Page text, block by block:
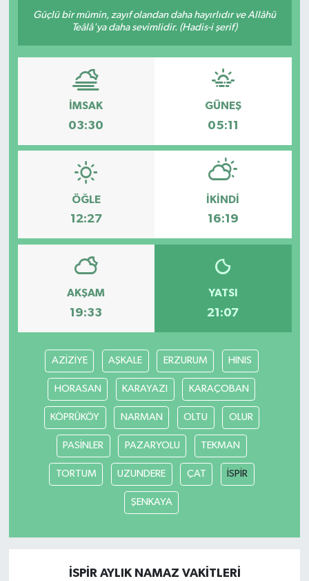
Güçlü bir mümin, zayıf olandan daha hayırlıdır ve Allâhü
Teâlâ'ya daha sevimlidir. (Hadis-i şerif)
İMSAK
03:30
GÜNEŞ
05:11
ÖĞLE
12:27
İKINDI
16:19
AKŞAM
19:33
YATSI
21:07
AZİZİYE AŞKALE ERZURUM HINIS
HORASAN KARAYAZI KARAÇOBAN
KÖPRÜKÖY NARMAN OLTU OLUR
PASİNLER PAZARYOLU TEKMAN
TORTUM UZUNDERE ÇAT İSPİR
ŞENKAYA
İSPİR AYLIK NAMAZ VAKITLERI
Yazarlar